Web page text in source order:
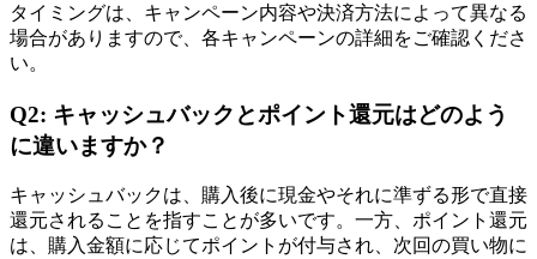
タイミングは、キャンペーン内容や決済方法によって異なる
場合がありますので、各キャンペーンの詳細をご確認くださ
い。
Q2: キャッシュバックとポイント還元はどのよう
に違いますか？
キャッシュバックは、購入後に現金やそれに準ずる形で直接
還元されることを指すことが多いです。一方、ポイント還元
は、購入金額に応じてポイントが付与され、次回の買い物に